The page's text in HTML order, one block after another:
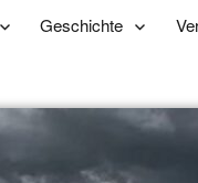
Geschichte